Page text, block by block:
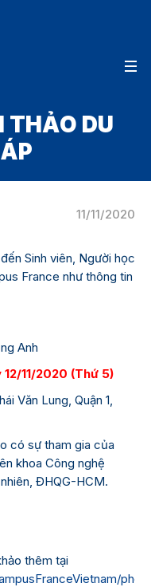
THẢO DU
11/11/2020
Sinh viên, Người học
France như thông tin
Anh
12/11/2020 (Thứ 5)
Văn Lung, Quận 1,
có sự tham gia của
khoa Công nghệ
ĐHQG-HCM.
thêm tại